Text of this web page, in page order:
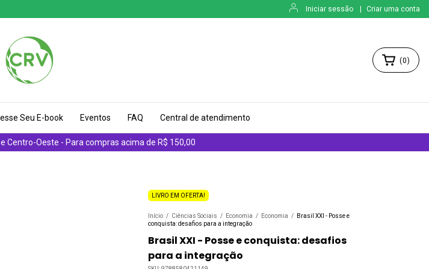
Iniciar sessão Criar uma conta
Centro-Oeste - Para compras acima de R$ 150,00
(0)
Seu E-book Eventos FAQ Central de atendimento
LIVRO EM OFERTA!
Início / Ciências Sociais / Economia / Economia /
Brasil XXI - Posse e
conquista: desafios para a integração
Brasil XXI - Posse e conquista: desafios
para a integração